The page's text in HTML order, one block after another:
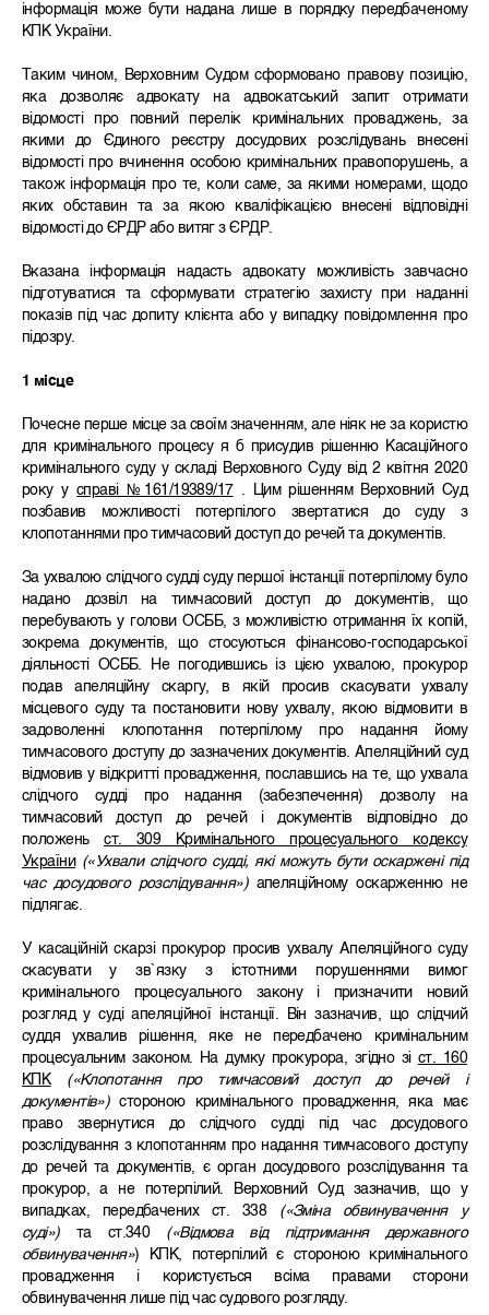
інформація може бути надана лише в порядку передбаченому
КПК України.
Таким чином, Верховним Судом сформовано правову позицію,
яка дозволяє адвокату на адвокатський запит отримати
відомості про повний перелік кримінальних проваджень, за
якими до Єдиного реєстру досудових розслідувань внесені
відомості про вчинення особою кримінальних правопорушень, а
також інформація про те, коли саме, за якими номерами, щодо
яких обставин та за якою кваліфікацією внесені відповідні
відомості до ЄРДР або витяг з ЄРДР.
Вказана інформація надасть адвокату можливість завчасно
підготуватися та сформувати стратегію захисту при наданні
показів під час допиту клієнта або у випадку повідомлення про
підозру.
1 місце
Почесне перше місце за своїм значенням, але ніяк не за користю
для кримінального процесу я б присудив рішенню Касаційного
кримінального суду у складі Верховного Суду від 2 квітня 2020
року у справі №161/19389/17 . Цим рішенням Верховний Суд
позбавив можливості потерпілого звертатися до суду з
клопотаннями про тимчасовий доступ до речей та документів.
За ухвалою слідчого судді суду першої інстанції потерпілому було
надано дозвіл на тимчасовий доступ до документів, що
перебувають у голови ОСББ, з можливістю отримання їх копій,
зокрема документів, що стосуються фінансово-господарської
діяльності ОСББ. Не погодившись із цією ухвалою, прокурор
подав апеляційну скаргу, в якій просив скасувати ухвалу
місцевого суду та постановити нову ухвалу, якою відмовити в
задоволенні клопотання потерпілому про надання йому
тимчасового доступу до зазначених документів. Апеляційний суд
відмовив у відкритті провадження, пославшись на те, що ухвала
слідчого судді про надання (забезпечення) дозволу на
тимчасовий доступ до речей і документів відповідно до
положеньст. 309 Кримінального процесуального кодексу
України («Ухвали слідчого судді, які можуть бути оскаржені під
час досудового розслідування»)апеляційному оскарженню не
підлягає.
У касаційній скарзі прокурор просив ухвалу Апеляційного суду
скасувати у зв`язку з істотними порушеннями вимог
кримінального процесуального закону і призначити новий
розгляд у суді апеляційної інстанції. Він зазначив, що слідчий
суддя ухвалив рішення, яке не передбачено кримінальним
процесуальним законом. На думку прокурора, згідно зі ст. 160
КПК
(«Клопотання про тимчасовий доступ до речей і
документів»)стороною кримінального провадження, яка має
право звернутися до слідчого судді під час досудового
розслідування з клопотанням про надання тимчасового доступу
до речей та документів, є орган досудового розслідування та
прокурор, а не потерпілий. Верховний Суд зазначив, що у
випадках, передбачених ст. 338 («Зміна обвинувачення у
суді»)та ст.340 («Відмова від підтримання державного
обвинувачення») КПК, потерпілий є стороною кримінального
провадження і користується всіма правами сторони
обвинувачення лише під час судового розгляду.